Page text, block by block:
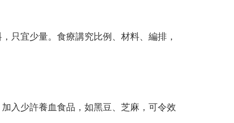
只宜少量。食療講究比例、材料、編排，
入少許養血食品，如黑豆、芝麻，可令效